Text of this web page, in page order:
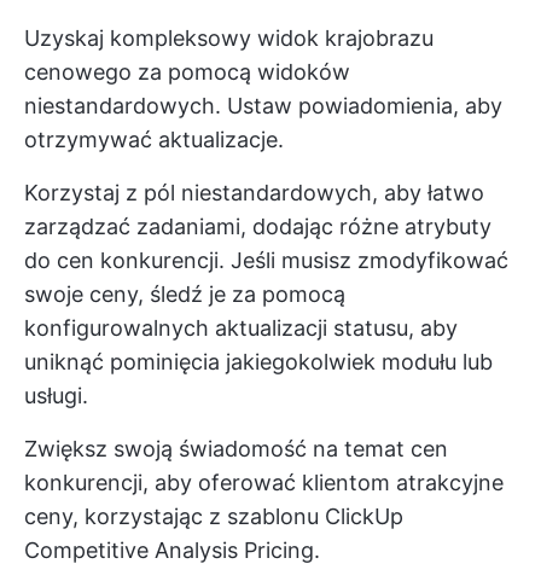
Uzyskaj kompleksowy widok krajobrazu
cenowego za pomocą widoków
niestandardowych. Ustaw powiadomienia, aby
otrzymywać aktualizacje.
Korzystaj z pól niestandardowych, aby łatwo
zarządzać zadaniami, dodając różne atrybuty
do cen konkurencji. Jeśli musisz zmodyfikować
swoje ceny, śledź je za pomocą
konfigurowalnych aktualizacji statusu, aby
uniknąć pominięcia jakiegokolwiek modułu lub
usługi.
Zwiększ swoją świadomość na temat cen
konkurencji, aby oferować klientom atrakcyjne
ceny, korzystając z szablonu ClickUp
Competitive Analysis Pricing.